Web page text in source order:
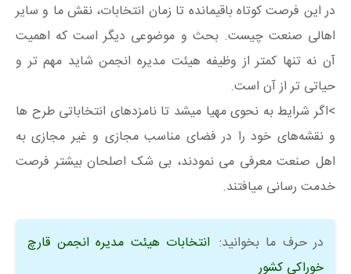
در این فرصت کوتاه باقیمانده تا زمان انتخابات، نقش ما و سایر
اهالی صنعت چیست. بحث و موضوعی دیگر است که اهمیت
آن نه تنها کمتر از وظیفه هیئت مدیره انجمن شاید مهم تر و
حیاتی تر از آن است.
>اگر شرایط به نحوی مهیا میشد تا نامزدهای انتخاباتی طرح ها
و نقشه‌های خود را در فضای مناسب مجازی و غیر مجازی به
اهل صنعت معرفی می نمودند، بی شک اصلحان بیشتر فرصت
خدمت رسانی میافتند.
در حرف ما بخوانید: انتخابات هیئت مدیره انجمن قارچ
خوراکی کشور